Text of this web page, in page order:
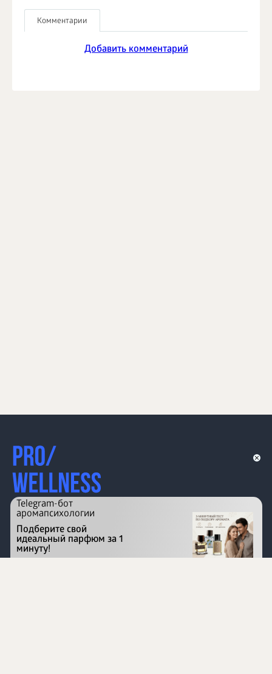
Комментарии
Добавить комментарий
Перейти на сайт
Telegram-бот
аромапсихологии
Подберите свой
идеальный парфюм за 1
минуту!